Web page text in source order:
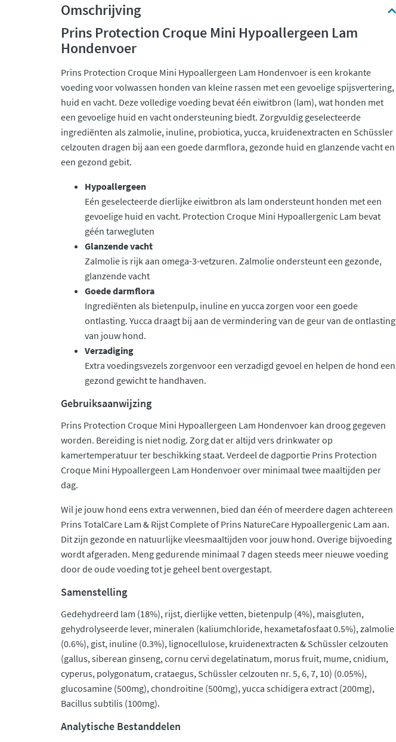
Omschrijving
Prins Protection Croque Mini Hypoallergeen Lam
Hondenvoer
Prins Protection Croque Mini Hypoallergeen Lam Hondenvoer is een krokante
voeding voor volwassen honden van kleine rassen met een gevoelige spijsvertering,
huid en vacht. Deze volledige voeding bevat één eiwitbron (lam), wat honden met
een gevoelige huid en vacht ondersteuning biedt. Zorgvuldig geselecteerde
ingrediënten als zalmolie, inuline, probiotica, yucca, kruidenextracten en Schüssler
celzouten dragen bij aan een goede darmflora, gezonde huid en glanzende vacht en
een gezond gebit.
Hypoallergeen
Eén geselecteerde dierlijke eiwitbron als lam ondersteunt honden met een
gevoelige huid en vacht. Protection Croque Mini Hypoallergenic Lam bevat
géén tarwegluten
Glanzende vacht
Zalmolie is rijk aan omega-3-vetzuren. Zalmolie ondersteunt een gezonde,
glanzende vacht
Goede darmflora
Ingrediënten als bietenpulp, inuline en yucca zorgen voor een goede
ontlasting. Yucca draagt bij aan de vermindering van de geur van de ontlasting
van jouw hond.
Verzadiging
Extra voedingsvezels zorgenvoor een verzadigd gevoel en helpen de hond een
gezond gewicht te handhaven.
Gebruiksaanwijzing
Prins Protection Croque Mini Hypoallergeen Lam Hondenvoer kan droog gegeven
worden. Bereiding is niet nodig. Zorg dat er altijd vers drinkwater op
kamertemperatuur ter beschikking staat. Verdeel de dagportie Prins Protection
Croque Mini Hypoallergeen Lam Hondenvoer over minimaal twee maaltijden per
dag.
Wil je jouw hond eens extra verwennen, bied dan één of meerdere dagen achtereen
Prins TotalCare Lam & Rijst Complete of Prins NatureCare Hypoallergenic Lam aan.
Dit zijn gezonde en natuurlijke vleesmaaltijden voor jouw hond. Overige bijvoeding
wordt afgeraden. Meng gedurende minimaal 7 dagen steeds meer nieuwe voeding
door de oude voeding tot je geheel bent overgestapt.
Samenstelling
Gedehydreerd lam (18%), rijst, dierlijke vetten, bietenpulp (4%), maisgluten,
gehydrolyseerde lever, mineralen (kaliumchloride, hexametafosfaat 0.5%), zalmolie
(0.6%), gist, inuline (0.3%), lignocellulose, kruidenextracten & Schüssler celzouten
(gallus, siberean ginseng, cornu cervi degelatinatum, morus fruit, mume, cnidium,
cyperus, polygonatum, crataegus, Schüssler celzouten nr. 5, 6, 7, 10) (0.05%),
glucosamine (500mg), chondroitine (500mg), yucca schidigera extract (200mg),
Bacillus subtilis (100mg).
Analytische Bestanddelen